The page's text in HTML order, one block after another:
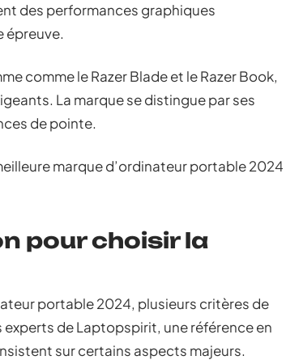
des performances graphiques
épreuve.
comme le Razer Blade et le Razer Book,
La marque se distingue par ses
de pointe.
marque d’ordinateur portable 2024
pour choisir la
portable 2024, plusieurs critères de
de Laptopspirit, une référence en
sur certains aspects majeurs.